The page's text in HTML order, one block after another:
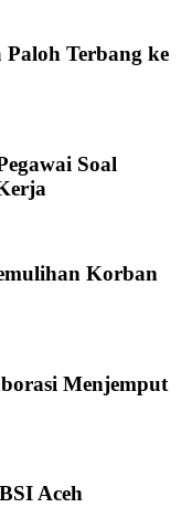
Terbang ke
Soal
Korban
Menjemput
Aceh